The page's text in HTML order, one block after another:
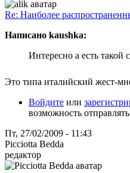
Re: Наиболее
Написано kaushka:
Интересно а есть такой
Это типа италийский жест-
Войдите или
возможность
Пт, 27/02/2009 - 11:43
Picciotta Bedda
редактор